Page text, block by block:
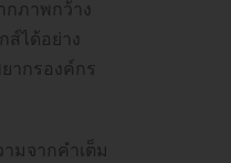
ภาพกว้าง
ได้อย่าง
ากรองค์กร
มจากคำเต็ม